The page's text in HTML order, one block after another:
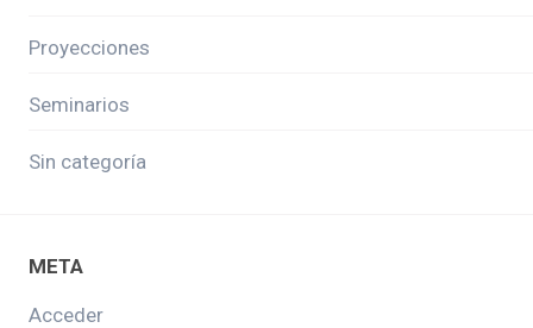
Proyecciones
Seminarios
Sin categoría
META
Acceder